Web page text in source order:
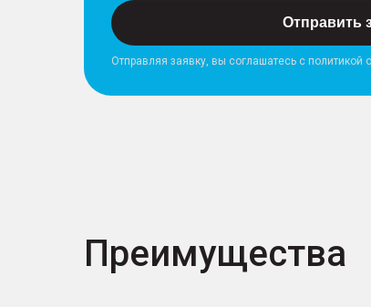
Отправить
Отправляя заявку, вы соглашатесь с политикой
Преимущества